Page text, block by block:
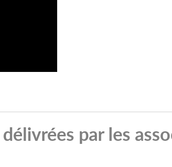
par les